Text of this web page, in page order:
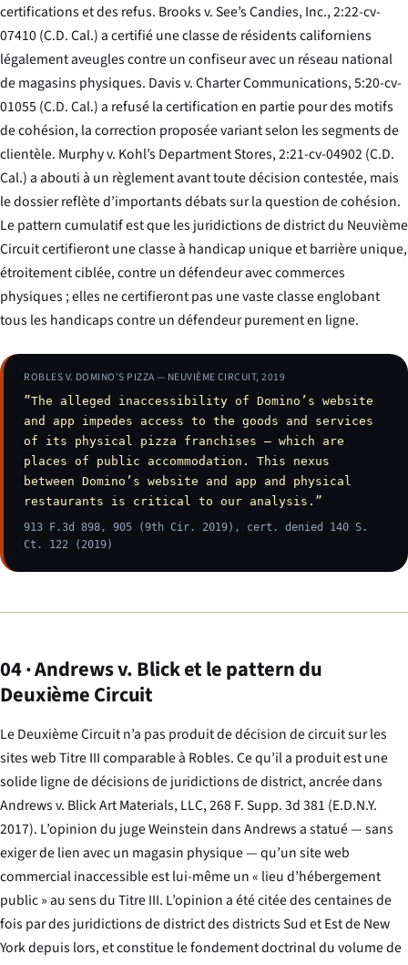
certifications et des refus. Brooks v. See’s Candies, Inc., 2:22-cv-
07410 (C.D. Cal.) a certifié une classe de résidents californiens
légalement aveugles contre un confiseur avec un réseau national
de magasins physiques. Davis v. Charter Communications, 5:20-cv-
01055 (C.D. Cal.) a refusé la certification en partie pour des motifs
de cohésion, la correction proposée variant selon les segments de
clientèle. Murphy v. Kohl’s Department Stores, 2:21-cv-04902 (C.D.
Cal.) a abouti à un règlement avant toute décision contestée, mais
le dossier reflète d’importants débats sur la question de cohésion.
Le pattern cumulatif est que les juridictions de district du Neuvième
Circuit certifieront une classe à handicap unique et barrière unique,
étroitement ciblée, contre un défendeur avec commerces
physiques ; elles ne certifieront pas une vaste classe englobant
tous les handicaps contre un défendeur purement en ligne.
ROBLES V. DOMINO’S PIZZA — NEUVIÈME CIRCUIT, 2019
”The alleged inaccessibility of Domino’s website
and app impedes access to the goods and services
of its physical pizza franchises — which are
places of public accommodation. This nexus
between Domino’s website and app and physical
restaurants is critical to our analysis.”
913 F.3d 898, 905 (9th Cir. 2019), cert. denied 140 S.
Ct. 122 (2019)
04 · Andrews v. Blick et le pattern du
Deuxième Circuit
Le Deuxième Circuit n’a pas produit de décision de circuit sur les
sites web Titre III comparable à Robles. Ce qu’il a produit est une
solide ligne de décisions de juridictions de district, ancrée dans
Andrews v. Blick Art Materials, LLC, 268 F. Supp. 3d 381 (E.D.N.Y.
2017). L’opinion du juge Weinstein dansAndrewsa statué — sans
exiger de lien avec un magasin physique — qu’un site web
commercial inaccessible est lui-même un « lieu d’hébergement
public » au sens du Titre III. L’opinion a été citée des centaines de
fois par des juridictions de district des districts Sud et Est de New
York depuis lors, et constitue le fondement doctrinal du volume de